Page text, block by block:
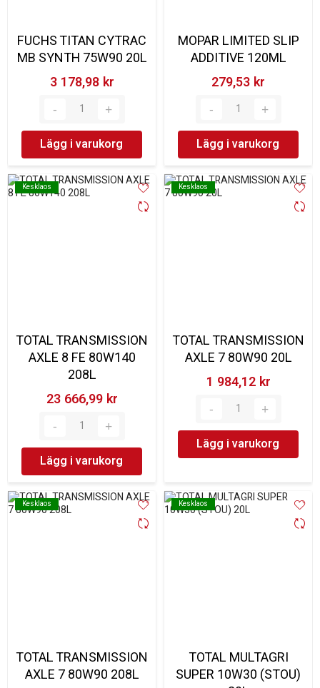
FUCHS TITAN CYTRAC
MB SYNTH 75W90 20L
3 178,98 kr‎
Lägg i varukorg
MOPAR LIMITED SLIP
ADDITIVE 120ML
279,53 kr‎
Lägg i varukorg
Kesklaos
Kesklaos
TOTAL TRANSMISSION
AXLE 8 FE 80W140
208L
23 666,99 kr‎
Lägg i varukorg
Kesklaos
Kesklaos
TOTAL TRANSMISSION
AXLE 7 80W90 20L
1 984,12 kr‎
Lägg i varukorg
Kesklaos
Kesklaos
TOTAL TRANSMISSION
AXLE 7 80W90 208L
Kesklaos
Kesklaos
TOTAL MULTAGRI
SUPER 10W30 (STOU)